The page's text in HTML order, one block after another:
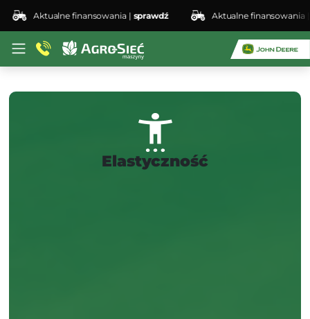
finansowania |sprawdź Aktualne finansowania |sprawdź
Co zyskujesz?
Elastyczność